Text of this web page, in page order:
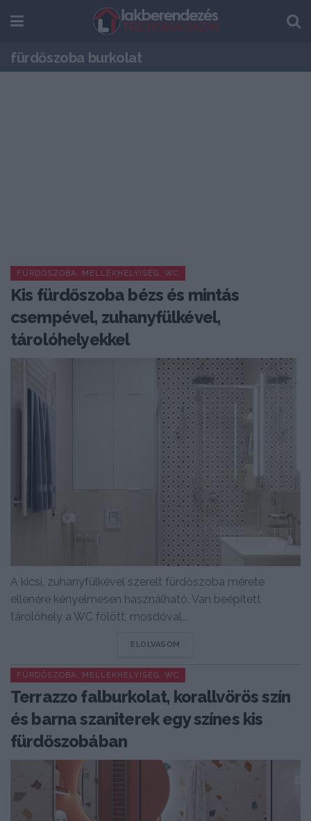
fürdőszoba burkolat
FÜRDŐSZOBA, MELLÉKHELYISÉG, WC
Kis fürdőszoba bézs és mintás
csempével, zuhanyfülkével,
tárolóhelyekkel
A kicsi, zuhanyfülkével szerelt fürdőszoba mérete
ellenére kényelmesen használható. Van beépített
tárolóhely a WC fölött, mosdóval...
ELOLVASOM
FÜRDŐSZOBA, MELLÉKHELYISÉG, WC
Terrazzo falburkolat, korallvörös szín
és barna szaniterek egy színes kis
fürdőszobában